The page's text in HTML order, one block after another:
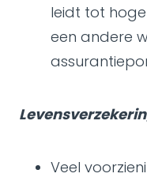
leidt tot
een andere
Veel